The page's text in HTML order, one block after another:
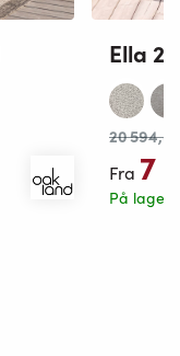
Ella 2
20 594,-
Fra 7
På lager